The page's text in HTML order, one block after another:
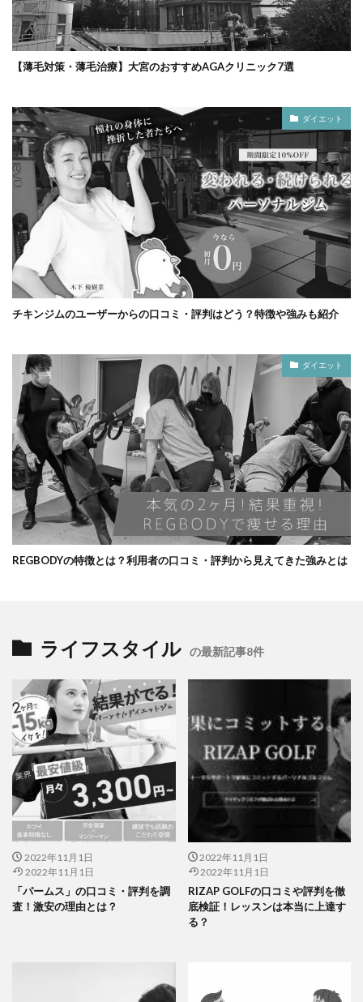
【薄毛対策・薄毛治療】大宮のおすすめAGAクリニック7選
ダイエット
チキンジムのユーザーからの口コミ・評判はどう？特徴や強みも紹介
ダイエット
REGBODYの特徴とは？利用者の口コミ・評判から見えてきた強みとは
ライフスタイル の最新記事8件
2022年11月1日
2022年11月1日
「パームス」の口コミ・評判を調
査！激安の理由とは？
2022年11月1日
2022年11月1日
RIZAP GOLFの口コミや評判を徹
底検証！レッスンは本当に上達す
る？